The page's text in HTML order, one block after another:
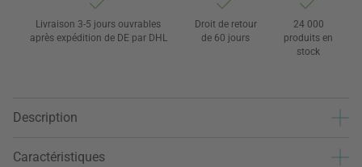
Livraison 3-5 jours ouvrables
après expédition de DE par DHL
Droit de retour
de 60 jours
24 000
produits en
stock
Description
Caractéristiques